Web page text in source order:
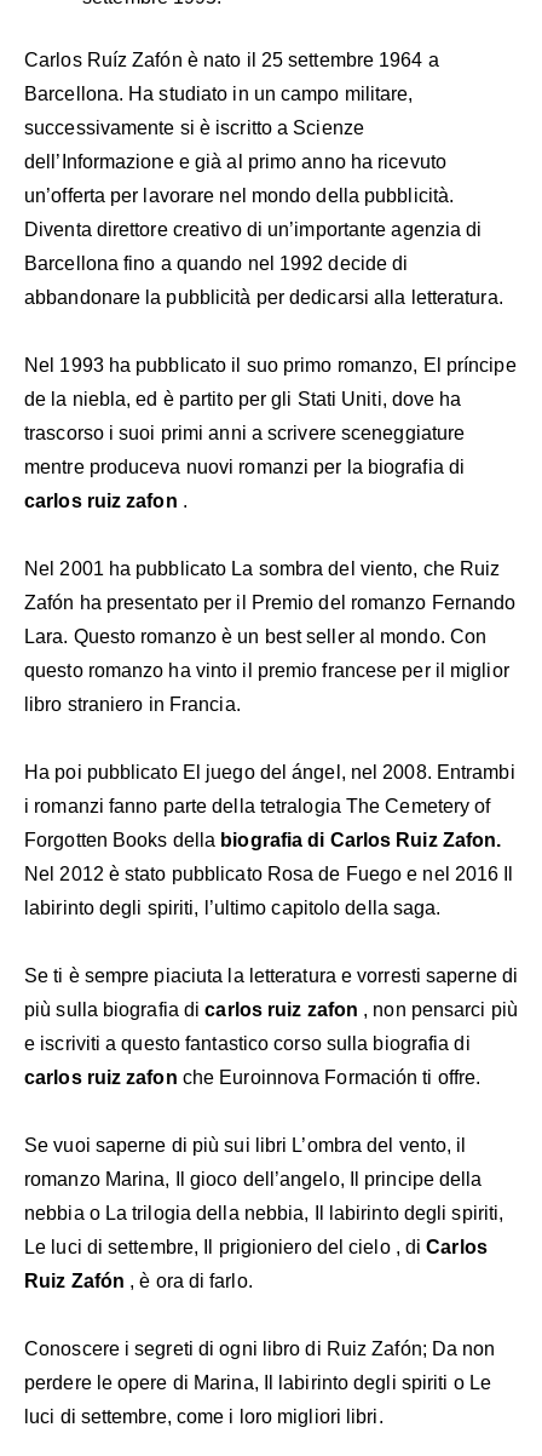
Carlos Ruíz Zafón è nato il 25 settembre 1964 a
Barcellona. Ha studiato in un campo militare,
successivamente si è iscritto a Scienze
dell’Informazione e già al primo anno ha ricevuto
un’offerta per lavorare nel mondo della pubblicità.
Diventa direttore creativo di un’importante agenzia di
Barcellona fino a quando nel 1992 decide di
abbandonare la pubblicità per dedicarsi alla letteratura.
Nel 1993 ha pubblicato il suo primo romanzo, El príncipe
de la niebla, ed è partito per gli Stati Uniti, dove ha
trascorso i suoi primi anni a scrivere sceneggiature
mentre produceva nuovi romanzi per la biografia di
carlos ruiz zafon .
Nel 2001 ha pubblicato La sombra del viento, che Ruiz
Zafón ha presentato per il Premio del romanzo Fernando
Lara. Questo romanzo è un best seller al mondo. Con
questo romanzo ha vinto il premio francese per il miglior
libro straniero in Francia.
Ha poi pubblicato El juego del ángel, nel 2008. Entrambi
i romanzi fanno parte della tetralogia The Cemetery of
Forgotten Books della biografia di Carlos Ruiz Zafon.
Nel 2012 è stato pubblicato Rosa de Fuego e nel 2016 Il
labirinto degli spiriti, l’ultimo capitolo della saga.
Se ti è sempre piaciuta la letteratura e vorresti saperne di
più sulla biografia dicarlos ruiz zafon , non pensarci più
e iscriviti a questo fantastico corso sulla biografia di
carlos ruiz zafon che Euroinnova Formación ti offre.
Se vuoi saperne di più sui libri L’ombra del vento, il
romanzo Marina, Il gioco dell’angelo, Il principe della
nebbia o La trilogia della nebbia, Il labirinto degli spiriti,
Le luci di settembre, Il prigioniero del cielo , diCarlos
Ruiz Zafón , è ora di farlo.
Conoscere i segreti di ogni libro di Ruiz Zafón; Da non
perdere le opere di Marina, Il labirinto degli spiriti o Le
luci di settembre, come i loro migliori libri.